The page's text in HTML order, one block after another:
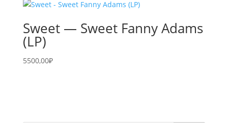
Sweet — Sweet Fanny Adams
(LP)
5500,00₽